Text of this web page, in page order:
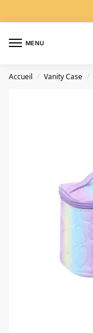
MENU
Accueil / Vanity Case /